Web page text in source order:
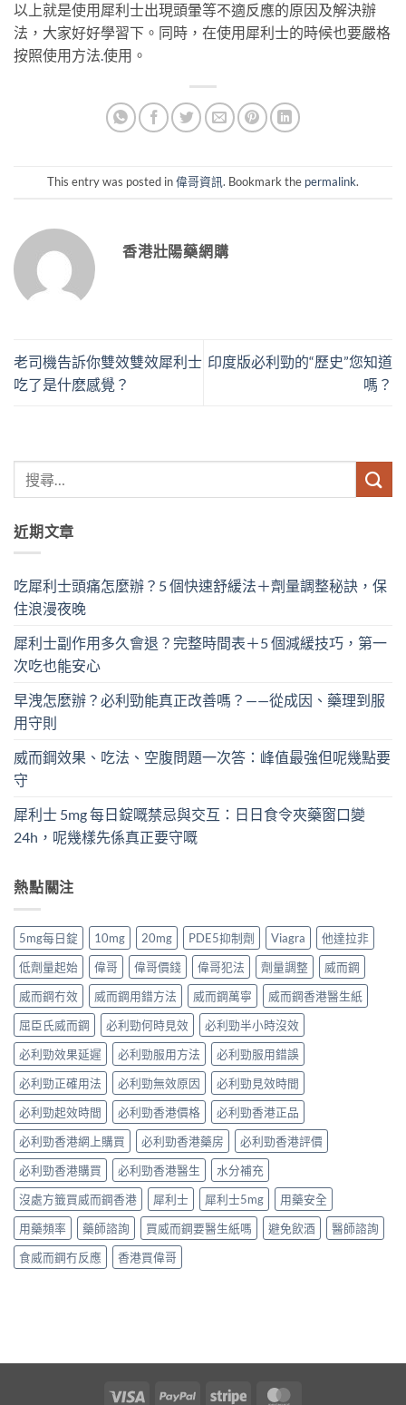
以上就是使用犀利士出現頭暈等不適反應的原因及解決辦
法，大家好好學習下。同時，在使用犀利士的時候也要嚴格
按照使用方法.使用。
This entry was posted in偉哥資訊. Bookmark the permalink.
香港壯陽藥網購
老司機告訴你雙效雙效犀利士
吃了是什麽感覺？
印度版必利勁的“歷史”您知道
嗎？
近期文章
吃犀利士頭痛怎麼辦？5 個快速舒緩法＋劑量調整秘訣，保
住浪漫夜晚
犀利士副作用多久會退？完整時間表＋5 個減緩技巧，第一
次吃也能安心
早洩怎麼辦？必利勁能真正改善嗎？——從成因、藥理到服
用守則
威而鋼效果、吃法、空腹問題一次答：峰值最強但呢幾點要
守
犀利士 5mg 每日錠嘅禁忌與交互：日日食令夾藥窗口變
24h，呢幾樣先係真正要守嘅
熱點關注
5mg每日錠 10mg 20mg PDE5抑制劑 Viagra
他達拉非
低劑量起始
偉哥 偉哥價錢 偉哥犯法 劑量調整
威而鋼
威而鋼冇效
威而鋼用錯方法 威而鋼萬寧
威而鋼香港醫生紙
屈臣氏威而鋼
必利勁何時見效
必利勁半小時沒效
必利勁效果延遲
必利勁服用方法
必利勁服用錯誤
必利勁正確用法
必利勁無效原因
必利勁見效時間
必利勁起效時間
必利勁香港價格
必利勁香港正品
必利勁香港網上購買
必利勁香港藥房
必利勁香港評價
必利勁香港購買
必利勁香港醫生
水分補充
沒處方籤買威而鋼香港
犀利士 犀利士5mg
用藥安全
用藥頻率
藥師諮詢 買威而鋼要醫生紙嗎 避免飲酒
醫師諮詢
食威而鋼冇反應
香港買偉哥
Visa PayPal Stripe